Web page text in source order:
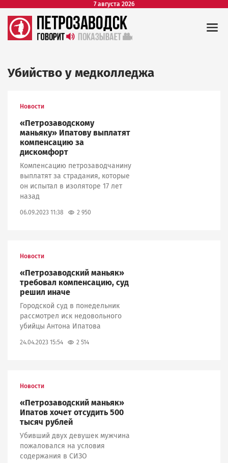
7 августа 2026
Убийство у медколледжа
Новости
«Петрозаводскому
маньяку» Ипатову выплатят
компенсацию за
дискомфорт
Компенсацию петрозаводчанину
выплатят за страдания, которые
он испытал в изоляторе 17 лет
назад
06.09.2023 11:38 2 950
Новости
«Петрозаводский маньяк»
требовал компенсацию, суд
решил иначе
Городской суд в понедельник
рассмотрел иск недовольного
убийцы Антона Ипатова
24.04.2023 15:54 2 514
Новости
«Петрозаводский маньяк»
Ипатов хочет отсудить 500
тысяч рублей
Убивший двух девушек мужчина
пожаловался на условия
содержания в СИЗО